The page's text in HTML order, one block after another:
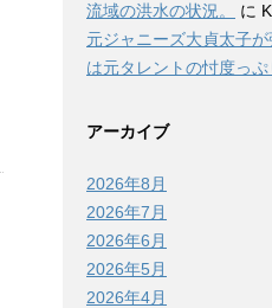
流域の洪水の状況。
に
元ジャニーズ大貞太子
は元タレントの忖度っぷ
アーカイブ
2026年8月
2026年7月
2026年6月
2026年5月
2026年4月